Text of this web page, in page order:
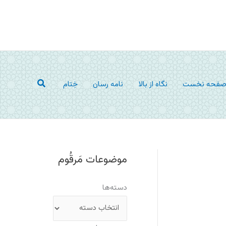
نخست نگاه از بالا نامه رسان خِتام جستجو
موضوعات مَرقُوم
دسته‌ها